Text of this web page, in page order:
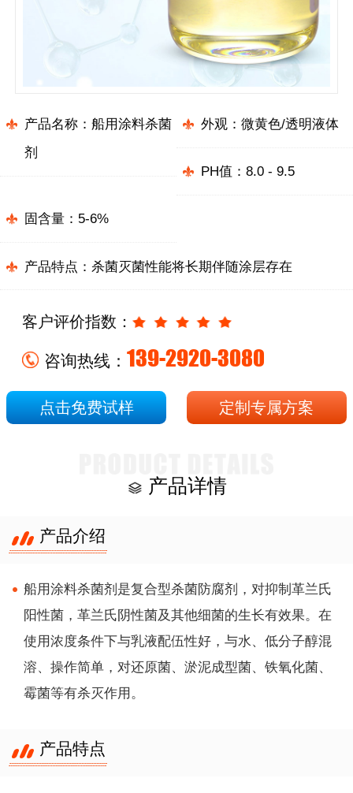
产品名称：船用涂料杀菌
剂
外观：微黄色/透明液体
PH值：8.0 - 9.5
固含量：5-6%
产品特点：杀菌灭菌性能将长期伴随涂层存在
客户评价指数：
咨询热线： 139-2920-3080
点击免费试样 定制专属方案
产品详情
产品介绍
船用涂料杀菌剂是复合型杀菌防腐剂，对抑制革兰氏
阳性菌，革兰氏阴性菌及其他细菌的生长有效果。在
使用浓度条件下与乳液配伍性好，与水、低分子醇混
溶、操作简单，对还原菌、淤泥成型菌、铁氧化菌、
霉菌等有杀灭作用。
产品特点